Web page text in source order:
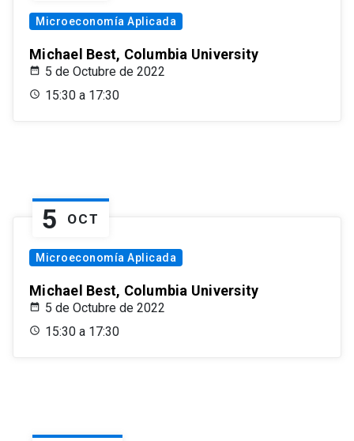
Microeconomía Aplicada
Michael Best, Columbia University
5 de Octubre de 2022
15:30 a 17:30
5 OCT
Microeconomía Aplicada
Michael Best, Columbia University
5 de Octubre de 2022
15:30 a 17:30